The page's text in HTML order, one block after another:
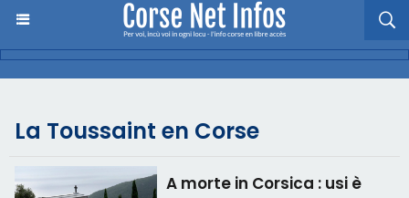
La Toussaint en Corse
A morte in Corsica : usi è